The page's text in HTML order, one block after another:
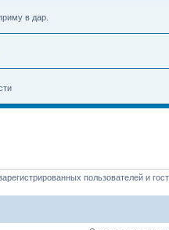
в дар.
пользователей и